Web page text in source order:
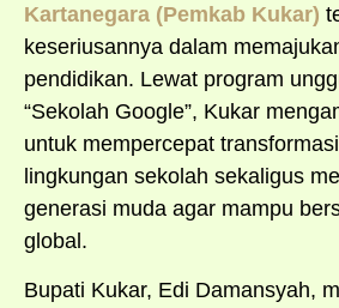
Kartanegara (Pemkab Kukar)
keseriusannya dalam
pendidikan. Lewat program
“Sekolah Google”, Kukar
untuk mempercepat
lingkungan sekolah sekaligus
generasi muda agar mampu
global.
Bupati Kukar, Edi Damansyah,